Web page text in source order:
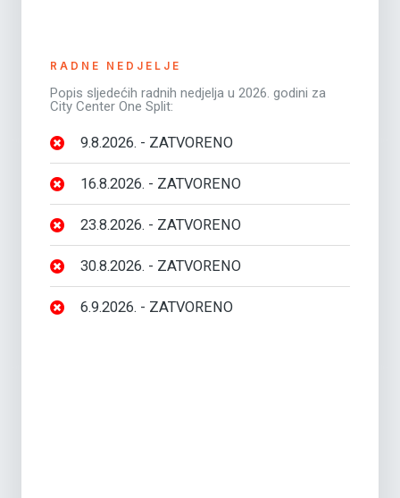
RADNE NEDJELJE
Popis sljedećih radnih nedjelja u 2026. godini za
City Center One Split:
9.8.2026. - ZATVORENO
16.8.2026. - ZATVORENO
23.8.2026. - ZATVORENO
30.8.2026. - ZATVORENO
6.9.2026. - ZATVORENO